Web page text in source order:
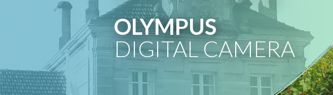
OLYMPUS
DIGITAL CAMERA